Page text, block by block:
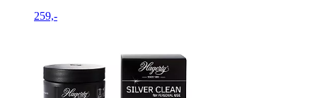
259,-